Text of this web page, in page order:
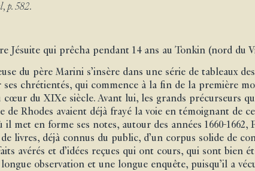
p. 582.
Jésuite qui prêcha pendant 14 ans au Tonkin (nord du
du père Marini s’insère dans une série de tableaux
chrétientés, qui commence à la fin de la première
cœur du XIXe siècle. Avant lui, les grands précurseurs
Rhodes avaient déjà frayé la voie en témoignant de
il met en forme ses notes, autour des années 1660-
livres, déjà connus du public, d’un corpus solide de
avérés et d’idées reçues qui ont cours, qui sont bien
observation et une longue enquête, puisqu’il a